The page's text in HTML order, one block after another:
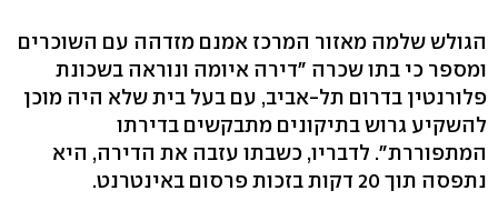
הגולש שלמה מאזור המרכז אמנם מזדהה עם השוכרים
ומספר כי בתו שכרה "דירה איומה ונוראה בשכונת
פלורנטין בדרום תל-אביב, עם בעל בית שלא היה מוכן
להשקיע גרוש בתיקונים מתבקשים בדירתו
המתפוררת". לדבריו, כשבתו עזבה את הדירה, היא
נתפסה תוך 20 דקות בזכות פרסום באינטרנט.